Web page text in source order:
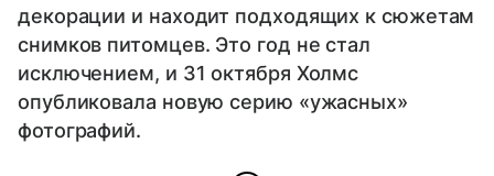
декорации и находит подходящих к сюжетам
снимков питомцев. Это год не стал
исключением, и 31 октября Холмс
опубликовала новую серию «ужасных»
фотографий.